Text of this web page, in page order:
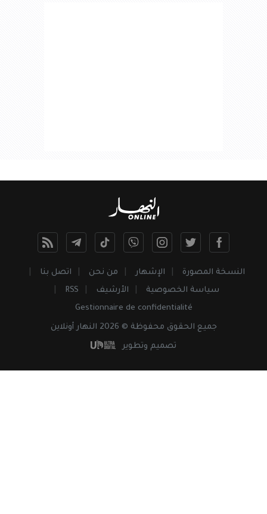
النسخة المصورة الإشهار من نحن
اتصل بنا
سياسة الخصوصية
الأرشيف
RSS
Gestionnaire de confidentialité
جميع الحقوق محفوظة © 2026 النهار أونلاين
تصميم وتطوير